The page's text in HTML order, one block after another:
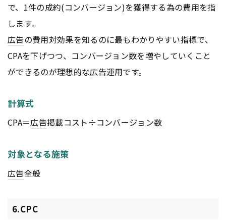
で、1件の成約(コンバージョン)を獲得する為の費用を指
します。
広告の費用対効果を知るのに最もわかりやすい指標で、
CPAを下げつつ、コンバージョン数を増やしていくこと
ができるのが理想的な広告運用です。
計算式
CPA＝広告掲載コスト÷コンバージョン数
対象となる施策
広告全般
6.CPC